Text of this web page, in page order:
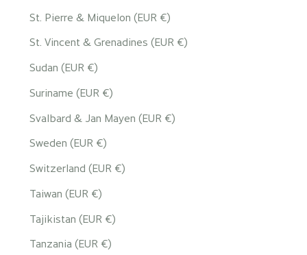
St. Pierre & Miquelon (EUR €)
St. Vincent & Grenadines (EUR €)
Sudan (EUR €)
Suriname (EUR €)
Svalbard & Jan Mayen (EUR €)
Sweden (EUR €)
Switzerland (EUR €)
Taiwan (EUR €)
Tajikistan (EUR €)
Tanzania (EUR €)